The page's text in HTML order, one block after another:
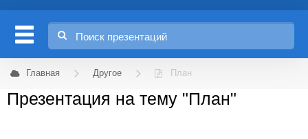
Главная Другое План
Презентация на тему "План"